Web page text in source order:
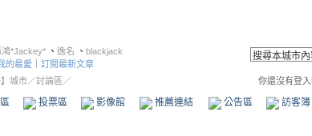
鴻*Jackey* 、 逸名 、 blackjack
的最愛
訂閱最新文章
】城市／討論區／ 你還沒有登
投票區 影像館 推薦連結 公告區 訪客簿